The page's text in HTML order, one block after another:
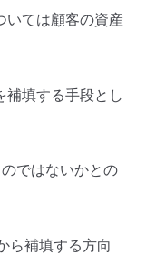
いては顧客の資産
補填する手段とし
ではないかとの
ら補填する方向